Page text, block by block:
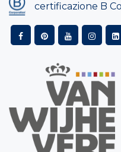
certificazione B